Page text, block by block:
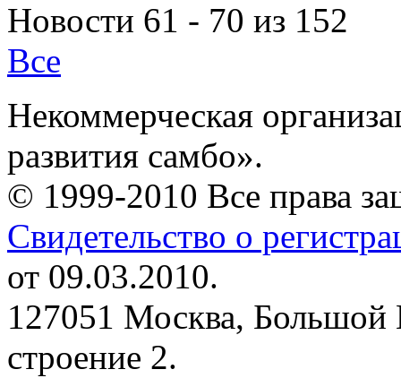
Новости 61 - 70 из 152
Все
Некоммерческая
развития самбо».
© 1999-2010 Все права
Свидетельство о
от 09.03.2010.
127051 Москва, Большой
строение 2.